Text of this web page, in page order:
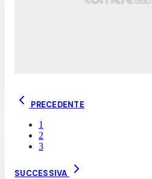
PRECEDENTE
1
2
3
SUCCESSIVA